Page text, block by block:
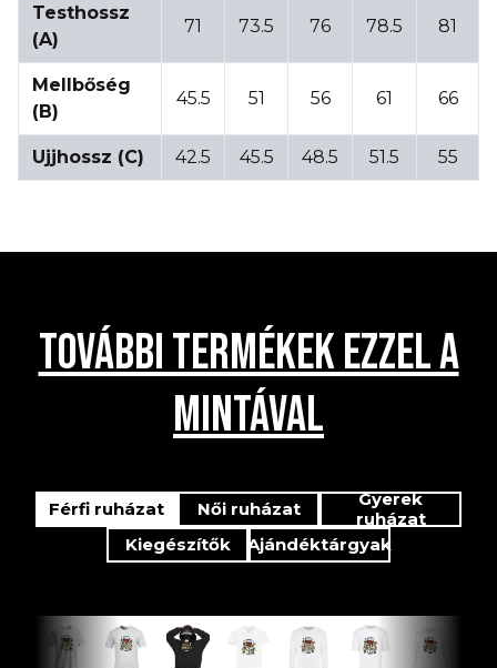
Testhossz
(A)
71 73.5 76 78.5 81
Mellbőség
(B)
45.5 51 56 61 66
Ujjhossz (C) 42.5 45.5 48.5 51.5 55
TOVÁBBI TERMÉKEK EZZEL A
MINTÁVAL
Férfi ruházat Női ruházat
Gyerek
ruházat
Kiegészítők
Ajándéktárgyak